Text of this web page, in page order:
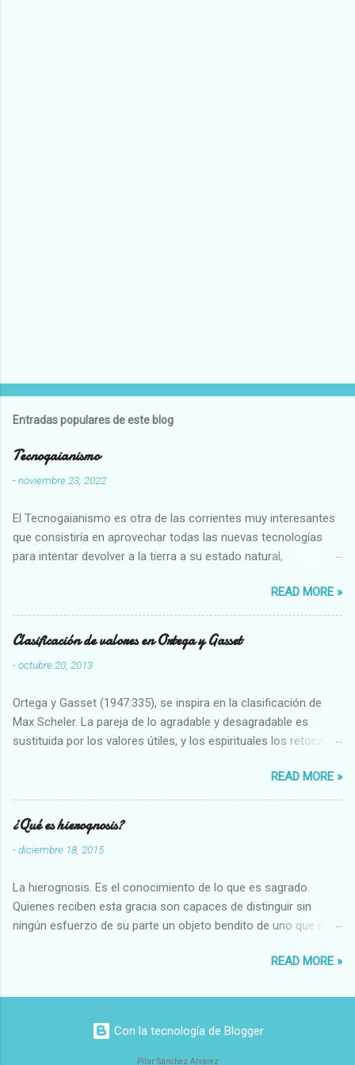
Entradas populares de este blog
Tecnogaianismo
-noviembre 23, 2022
El Tecnogaianismo es otra de las corrientes muy interesantes
que consistiría en aprovechar todas las nuevas tecnologías
para intentar devolver a la tierra a su estado natural,
READ MORE »
Clasificación de valores en Ortega y Gasset
-octubre 20, 2013
Ortega y Gasset (1947:335), se inspira en la clasificación de
Max Scheler. La pareja de lo agradable y desagradable es
sustituida por los valores útiles, y los espirituales los retoca.
Abundante-Escaso,etc 2 VITALES Sano-Enfermo Selecto-
Vulgar Enérgico-Inerte Fuerte-Débil,etc. 3 ESPIRITUALES a)
Intelectuales Conocimiento-Error Exacto-Aproximado
Evidente-Probable,etc b) Morales Bueno-malo Bondadoso-
malvado Justo-Injusto Escrupuloso-Relajado Leal-Desleal,etc.
Armonioso-Inarmonioso 4 RELIGIOSOS Santo-Pr...
READ MORE »
¿Qué es hierognosis?
-diciembre 18, 2015
La hierognosis. Es el conocimiento de lo que es sagrado.
Quienes reciben esta gracia son capaces de distinguir sin
ningún esfuerzo de su parte un objeto bendito de uno que no
READ MORE »
Con la tecnología de Blogger
Pilar Sánchez Alvarez